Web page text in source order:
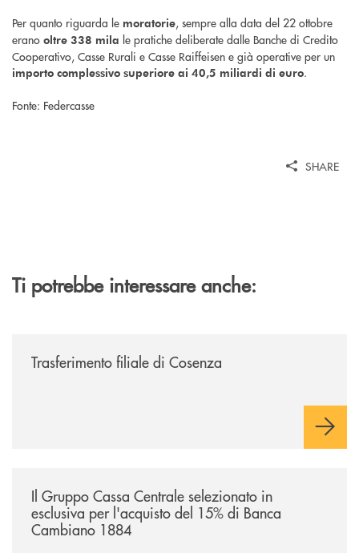
Per quanto riguarda le moratorie, sempre alla data del 22 ottobre
erano oltre 338 mila le pratiche deliberate dalle Banche di Credito
Cooperativo, Casse Rurali e Casse Raiffeisen e già operative per un
importo complessivo superiore ai 40,5 miliardi di euro.
Fonte: Federcasse
SHARE
Ti potrebbe interessare anche:
Trasferimento filiale di Cosenza
Il Gruppo Cassa Centrale selezionato in
esclusiva per l'acquisto del 15% di Banca
Cambiano 1884